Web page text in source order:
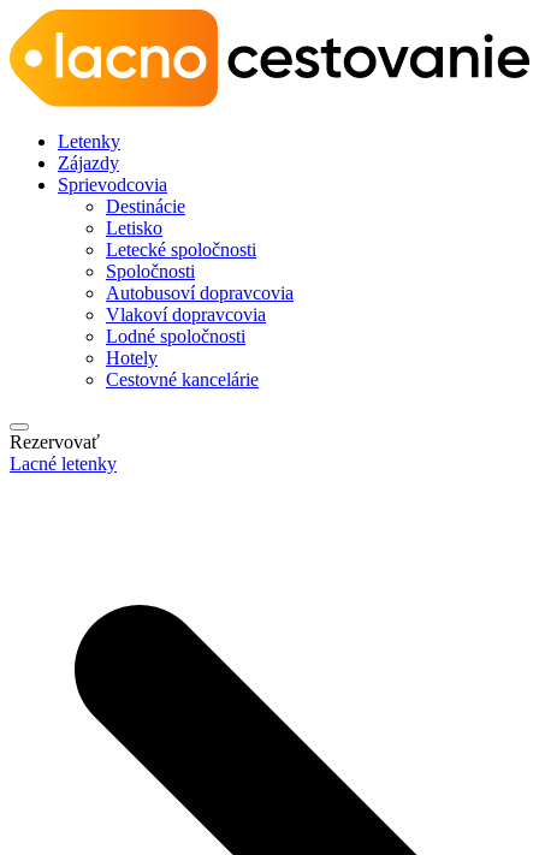
Letenky
Zájazdy
Sprievodcovia
Destinácie
Letisko
Letecké spoločnosti
Spoločnosti
Autobusoví dopravcovia
Vlakoví dopravcovia
Lodné spoločnosti
Hotely
Cestovné kancelárie
Rezervovať
Lacné letenky